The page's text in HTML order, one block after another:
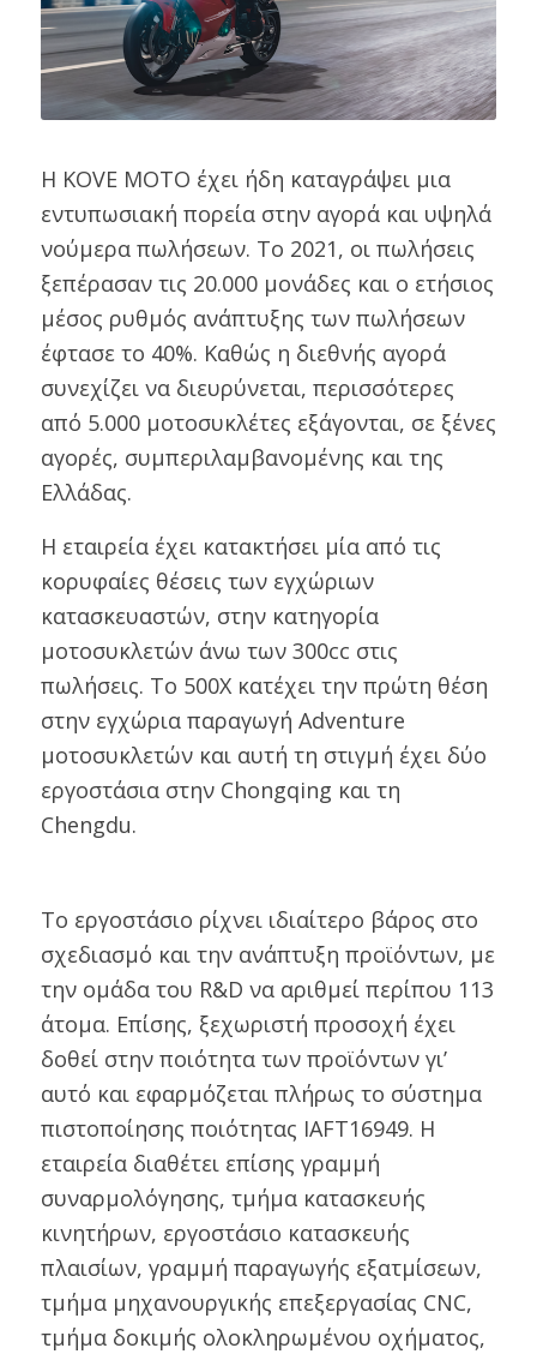
Η KOVE ΜΟΤΟ έχει ήδη καταγράψει μια
εντυπωσιακή πορεία στην αγορά και υψηλά
νούμερα πωλήσεων. Το 2021, οι πωλήσεις
ξεπέρασαν τις 20.000 μονάδες και ο ετήσιος
μέσος ρυθμός ανάπτυξης των πωλήσεων
έφτασε το 40%. Καθώς η διεθνής αγορά
συνεχίζει να διευρύνεται, περισσότερες
από 5.000 μοτοσυκλέτες εξάγονται, σε ξένες
αγορές, συμπεριλαμβανομένης και της
Ελλάδας.
Η εταιρεία έχει κατακτήσει μία από τις
κορυφαίες θέσεις των εγχώριων
κατασκευαστών, στην κατηγορία
μοτοσυκλετών άνω των 300cc στις
πωλήσεις. Το 500X κατέχει την πρώτη θέση
στην εγχώρια παραγωγή Adventure
μοτοσυκλετών και αυτή τη στιγμή έχει δύο
εργοστάσια στην Chongqing και τη
Chengdu.
Το εργοστάσιο ρίχνει ιδιαίτερο βάρος στο
σχεδιασμό και την ανάπτυξη προϊόντων, με
την ομάδα του R&D να αριθμεί περίπου 113
άτομα. Επίσης, ξεχωριστή προσοχή έχει
δοθεί στην ποιότητα των προϊόντων γι’
αυτό και εφαρμόζεται πλήρως το σύστημα
πιστοποίησης ποιότητας IAFT16949. Η
εταιρεία διαθέτει επίσης γραμμή
συναρμολόγησης, τμήμα κατασκευής
κινητήρων, εργοστάσιο κατασκευής
πλαισίων, γραμμή παραγωγής εξατμίσεων,
τμήμα μηχανουργικής επεξεργασίας CNC,
τμήμα δοκιμής ολοκληρωμένου οχήματος,